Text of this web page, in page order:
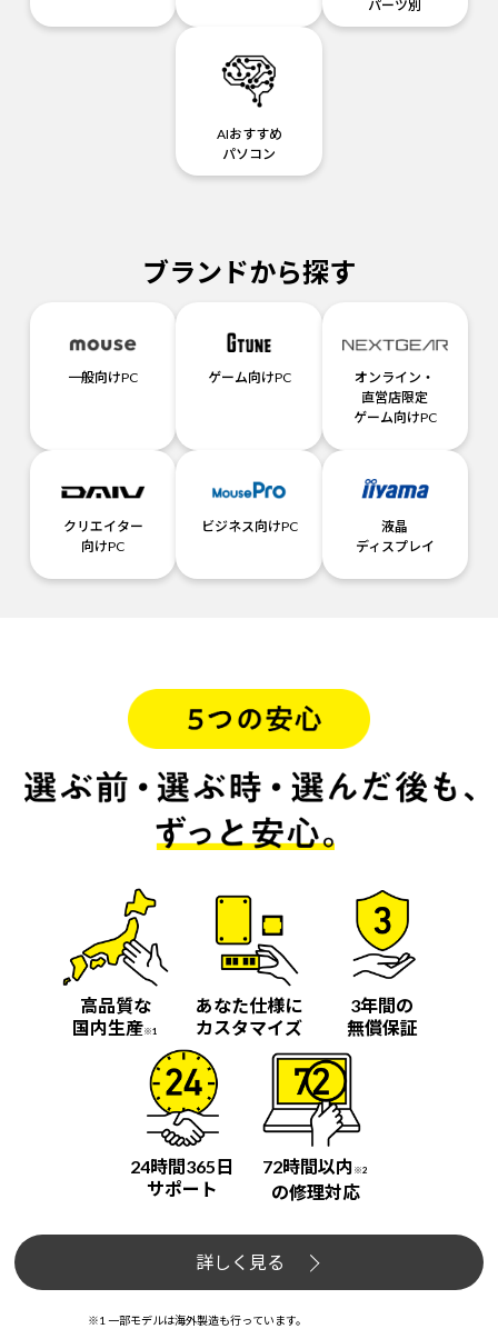
パーツ別
AIおすすめ
パソコン
ブランドから探す
一般向けPC ゲーム向けPC
オンライン・
直営店限定
ゲーム向けPC
クリエイター
向けPC
ビジネス向けPC
液晶
ディスプレイ
高品質な
国内生産※1
あなた仕様に
カスタマイズ
3年間の
無償保証
24時間365日
サポート
72時間以内 ※2
の修理対応
詳しく見る
※1 一部モデルは海外製造も行っています。